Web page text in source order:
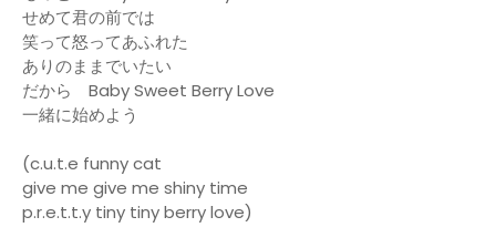
せめて君の前では
笑って怒ってあふれた
ありのままでいたい
だから Baby Sweet Berry Love
一緒に始めよう
(c.u.t.e funny cat
give me give me shiny time
p.r.e.t.t.y tiny tiny berry love)